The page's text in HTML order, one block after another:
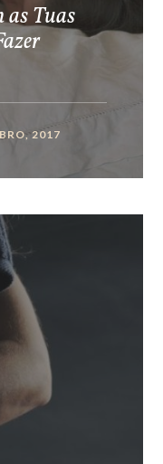
Tuas
2017